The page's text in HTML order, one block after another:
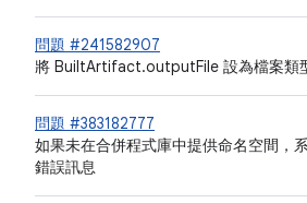
問題 #241582907
將 BuiltArtifact.outputFile 設為檔案類
問題 #383182777
如果未在合併程式庫中提供命名空間，
錯誤訊息